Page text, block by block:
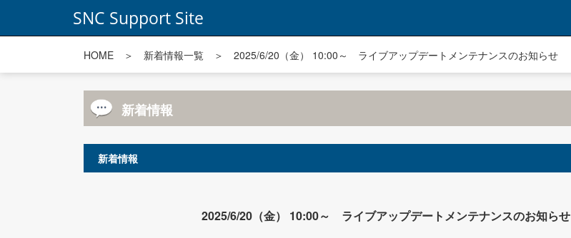
SNC Support Site
HOME ＞ 新着情報一覧 ＞ 2025/6/20（金） 10:00～ ライブアップデートメンテナンスのお知らせ
新着情報
新着情報
2025/6/20（金） 10:00～ ライブアップデートメンテナンスのお知らせ